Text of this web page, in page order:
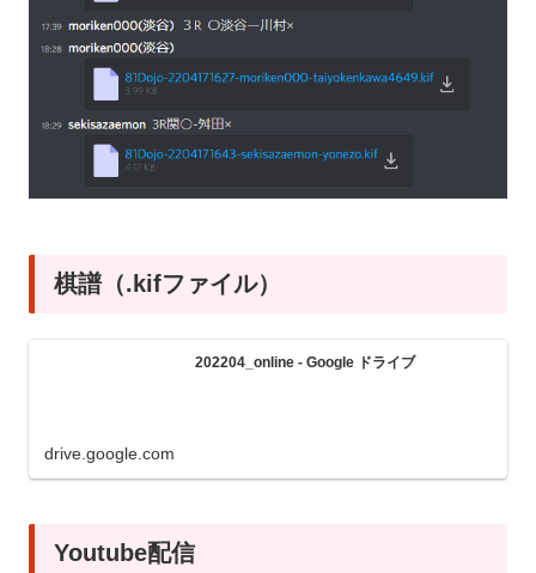
棋譜（.kifファイル）
202204_online - Google ドライブ
drive.google.com
Youtube配信